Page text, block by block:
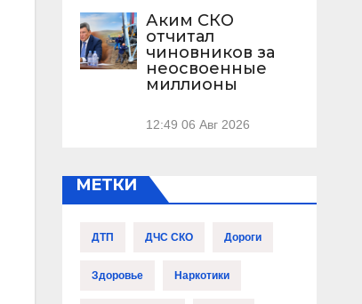
Аким СКО
отчитал
чиновников за
неосвоенные
миллионы
12:49 06 Авг 2026
МЕТКИ
ДТП ДЧС СКО Дороги
Здоровье Наркотики